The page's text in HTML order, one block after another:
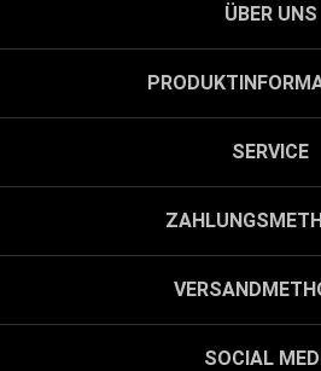
ÜBER UNS
SERVICE
SOCIAL